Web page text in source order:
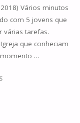
Vários minutos
com 5 jovens que
várias tarefas.
que conheciam
…